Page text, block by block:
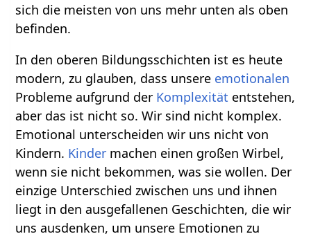
sich die meisten von uns mehr unten als oben
befinden.
In den oberen Bildungsschichten ist es heute
modern, zu glauben, dass unsere emotionalen
Probleme aufgrund der Komplexität entstehen,
aber das ist nicht so. Wir sind nicht komplex.
Emotional unterscheiden wir uns nicht von
Kindern. Kinder machen einen großen Wirbel,
wenn sie nicht bekommen, was sie wollen. Der
einzige Unterschied zwischen uns und ihnen
liegt in den ausgefallenen Geschichten, die wir
uns ausdenken, um unsere Emotionen zu